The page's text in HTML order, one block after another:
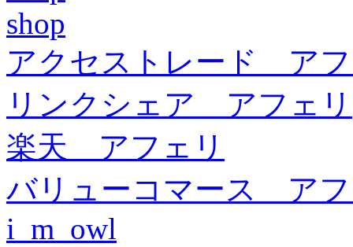
shop
アクセストレード ア
リンクシェア アフェリ
楽天 アフェリ
バリューコマース ア
i_m_owl